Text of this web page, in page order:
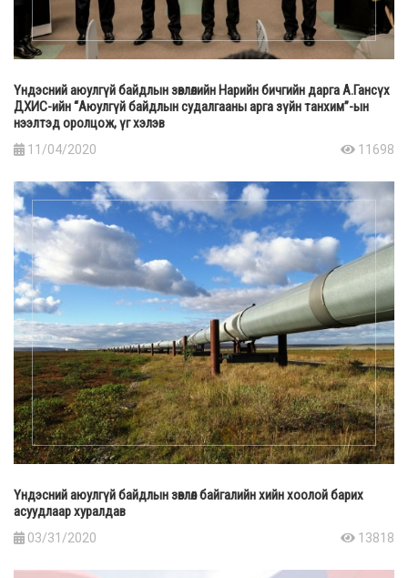
Үндэсний аюулгүй байдлын зөвлөлийн Нарийн бичгийн дарга А.Гансүх
ДХИС-ийн “Аюулгүй байдлын судалгааны арга зүйн танхим”-ын
нээлтэд оролцож, үг хэлэв
11/04/2020 11698
Үндэсний аюулгүй байдлын зөвлөл байгалийн хийн хоолой барих
асуудлаар хуралдав
03/31/2020 13818